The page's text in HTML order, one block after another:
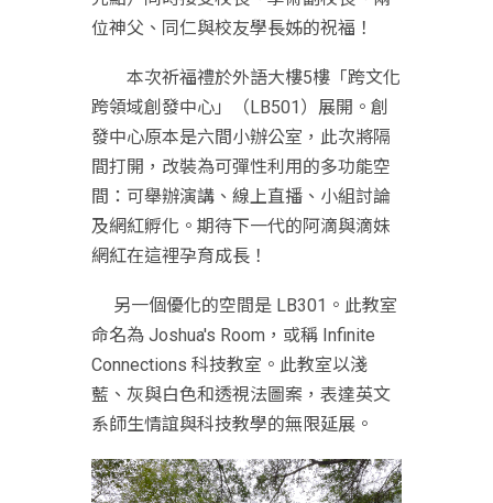
位神父、同仁與校友學長姊的祝福！
本次祈福禮於外語大樓5樓「跨文化
跨領域創發中心」（LB501）展開。創
發中心原本是六間小辦公室，此次將隔
間打開，改裝為可彈性利用的多功能空
間：可舉辦演講、線上直播、小組討論
及網紅孵化。期待下一代的阿滴與滴妹
網紅在這裡孕育成長！
另一個優化的空間是 LB301。此教室
命名為 Joshua's Room，或稱 Infinite
Connections 科技教室。此教室以淺
藍、灰與白色和透視法圖案，表達英文
系師生情誼與科技教學的無限延展。